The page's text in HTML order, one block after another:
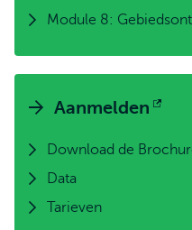
Module 8:
Aanmelden
Opent
extern
Download de
Opent
extern
Data
Tarieven